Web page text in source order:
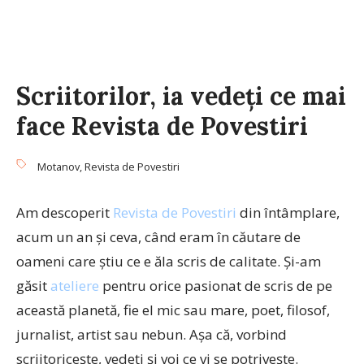
Scriitorilor, ia vedeți ce mai
face Revista de Povestiri
Motanov,Revista de Povestiri
Am descoperit Revista de Povestiri din întâmplare,
acum un an și ceva, când eram în căutare de
oameni care știu ce e ăla scris de calitate. Și-am
găsitateliere pentru orice pasionat de scris de pe
această planetă, fie el mic sau mare, poet, filosof,
jurnalist, artist sau nebun. Așa că, vorbind
scriitoricește, vedeți și voi ce vi se potrivește.